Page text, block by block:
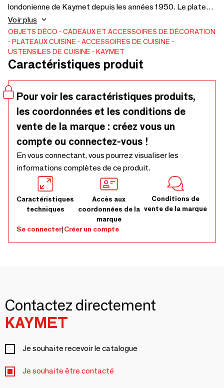
londonienne de Kaymet depuis les années 1950. Le plateau
côtelé Kaymet est un classique du design ; il est léger,
durable et pratique. Disponible en cinq tailles standard,
dans plus de 30 options de motifs et de couleurs, y compris
des bases gaufrées à motif de losange anodisé, des bases
laminées compactes en mélamine et des points en
caoutchouc antidérapants. Consultez le site web de
Kaymet pour plus de détails sur la gamme. Des finitions et
des tailles personnalisées sont possibles.
Voir plus
OBJETS DÉCO
CADEAUX ET ACCESSOIRES DE DÉCORATION
PLATEAUXCUISINE
ACCESSOIRES DE CUISINE
USTENSILES DE CUISINE
KAYMET
Caractéristiques produit
Pour voir les caractéristiques produits,
les coordonnées et les conditions de
vente de la marque : créez vous un
compte ou connectez-vous !
En vous connectant, vous pourrez visualiser les
informations complètes de ce produit.
Caractéristiques
techniques
Accès aux
coordonnées de la
marque
Conditions de
vente de la marque
Se connecter|Créer un compte
Contactez directement
KAYMET
Je souhaite recevoir le catalogue
Je souhaite être contacté